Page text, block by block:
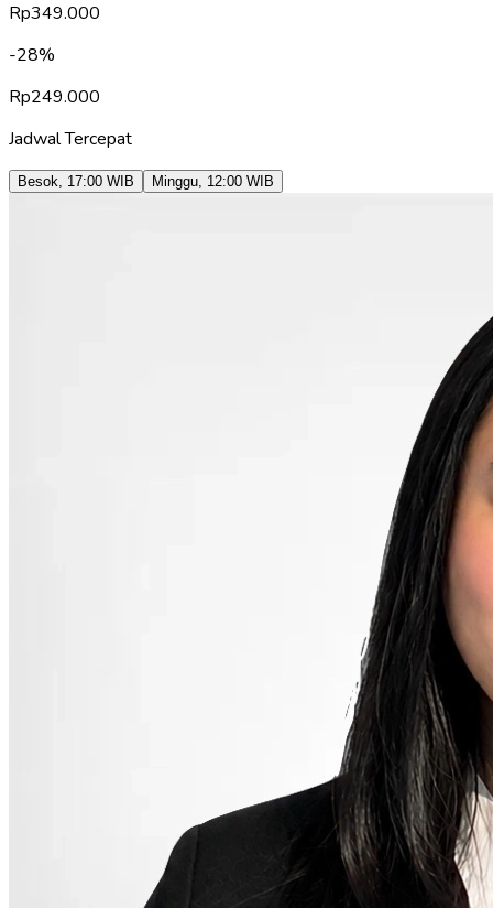
Rp349.000
-28%
Rp249.000
Jadwal Tercepat
Besok 17:00 WIB Minggu 12:00 WIB